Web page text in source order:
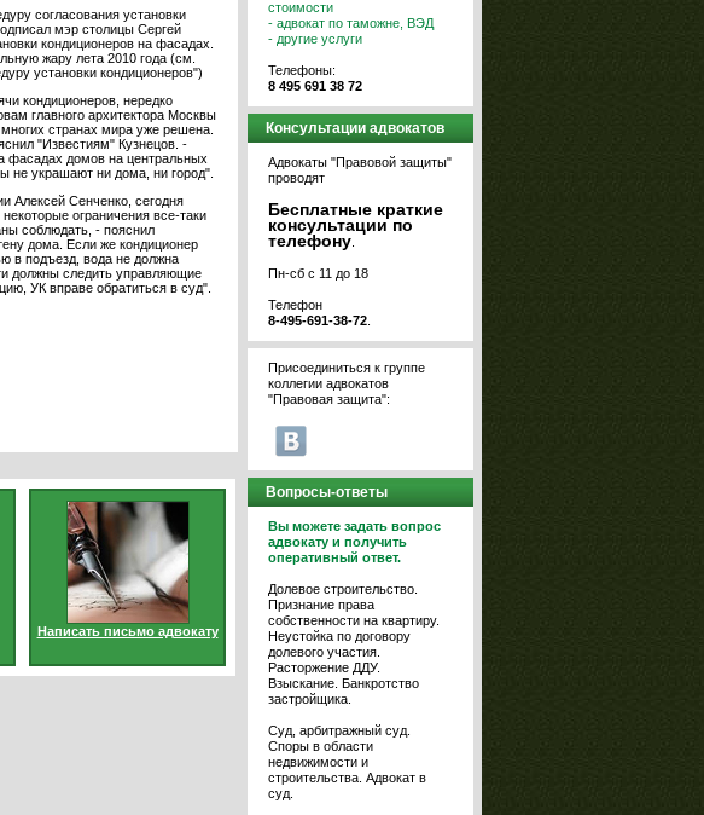
согласования установки
мэр столицы Сергей
кондиционеров на фасадах.
жару лета 2010 года (см.
установки кондиционеров")
кондиционеров, нередко
главного архитектора Москвы
странах мира уже решена.
"Известиям" Кузнецов. -
фасадах домов на центральных
не украшают ни дома, ни город".
Алексей Сенченко, сегодня
ограничения все-таки
соблюдать, - пояснил
дома. Если же кондиционер
в подъезд, вода не должна
должны следить управляющие
УК вправе обратиться в суд".
Написать письмо адвокату
стоимости
- адвокат по таможне, ВЭД
- другие услуги
Телефоны:
8 495 691 38 72
Консультации адвокатов
Адвокаты "Правовой защиты"
проводят
Бесплатные краткие
консультации по
телефону
Пн-сб с 11 до 18
Телефон
8-495-691-38-72
Присоединиться к группе
коллегии адвокатов
"Правовая защита":
Вопросы-ответы
Вы можете задать вопрос
адвокату и получить
оперативный ответ.
Долевое строительство.
Признание права
собственности на квартиру.
Неустойка по договору
долевого участия.
Расторжение ДДУ.
Взыскание. Банкротство
застройщика.
Суд, арбитражный суд.
Споры в области
недвижимости и
строительства. Адвокат в
суд.